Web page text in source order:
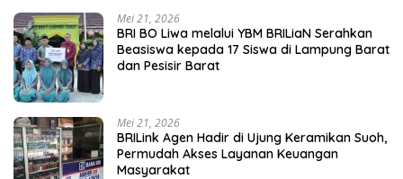
Mei 21, 2026
BRI BO Liwa melalui YBM BRILiaN Serahkan
Beasiswa kepada 17 Siswa di Lampung Barat
dan Pesisir Barat
Mei 21, 2026
BRILink Agen Hadir di Ujung Keramikan Suoh,
Permudah Akses Layanan Keuangan
Masyarakat